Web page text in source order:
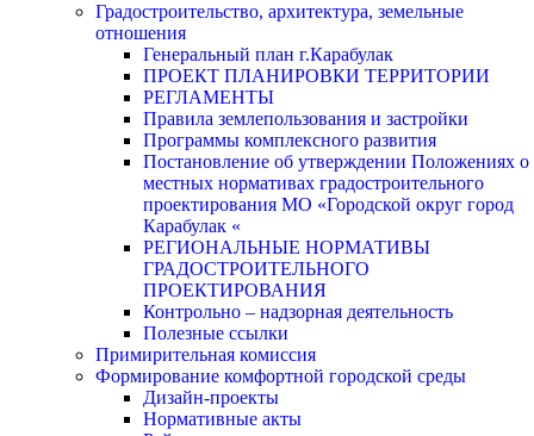
Градостроительство, архитектура, земельные
отношения
Генеральный план г.Карабулак
ПРОЕКТ ПЛАНИРОВКИ ТЕРРИТОРИИ
РЕГЛАМЕНТЫ
Правила землепользования и застройки
Программы комплексного развития
Постановление об утверждении Положениях о
местных нормативах градостроительного
проектирования МО «Городской округ город
Карабулак «
РЕГИОНАЛЬНЫЕ НОРМАТИВЫ
ГРАДОСТРОИТЕЛЬНОГО
ПРОЕКТИРОВАНИЯ
Контрольно – надзорная деятельность
Полезные ссылки
Примирительная комиссия
Формирование комфортной городской среды
Дизайн-проекты
Нормативные акты